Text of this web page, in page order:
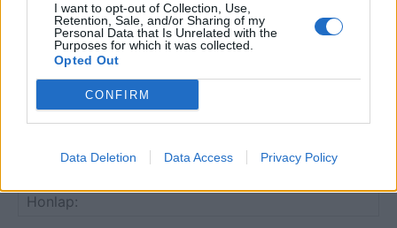
I want to opt-out of Collection, Use,
Retention, Sale, and/or Sharing of my
Personal Data that Is Unrelated with the
Purposes for which it was collected.
Opted Out
CONFIRM
Data Deletion Data Access Privacy Policy